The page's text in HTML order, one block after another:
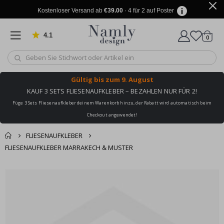
Kostenloser Versand ab €39.00· 4 für 2 auf Poster
4.1 von 1025 Bewertungen
Wagen
0
Gültig bis zum 9. August
KAUF 3 SETS FLIESENAUFKLEBER – BEZAHLEN NUR FÜR 2!
Füge 3 Sets Fliesenaufkleber deinem Warenkorb hinzu, der Rabatt wird automatisch beim
Checkout angewendet!
FLIESENAUFKLEBER
FLIESENAUFKLEBER MARRAKECH & MUSTER